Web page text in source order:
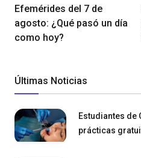
Efemérides del 7 de
agosto: ¿Qué pasó un día
como hoy?
Últimas Noticias
Estudiantes de
prácticas